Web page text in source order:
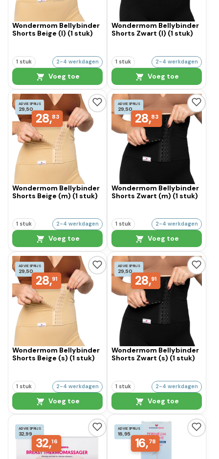
Wondermom Bellybinder
Shorts Beige (l) (1 stuk)
1 stuk 2-4 werkdagen
Voeg toe
Wondermom Bellybinder
Shorts Zwart (l) (1 stuk)
1 stuk 2-4 werkdagen
Voeg toe
ADVIESPRIJS
29,50
28,83
Wondermom Bellybinder
Shorts Beige (m) (1 stuk)
1 stuk 2-4 werkdagen
Voeg toe
ADVIESPRIJS
29,50
28,83
Wondermom Bellybinder
Shorts Zwart (m) (1 stuk)
1 stuk 2-4 werkdagen
Voeg toe
ADVIESPRIJS
29,50
28,91
Wondermom Bellybinder
Shorts Beige (s) (1 stuk)
1 stuk 2-4 werkdagen
Voeg toe
ADVIESPRIJS
29,50
28,91
Wondermom Bellybinder
Shorts Zwart (s) (1 stuk)
1 stuk 2-4 werkdagen
Voeg toe
ADVIESPRIJS
32,99
32,16
ADVIESPRIJS
16,95
16,78